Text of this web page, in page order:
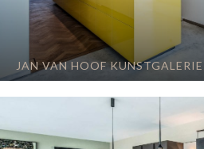
JAN VAN HOOF